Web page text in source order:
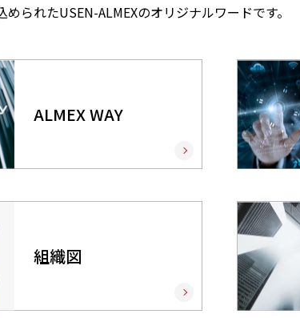
られたUSEN-ALMEXのオリジナルワードです。
ALMEX WAY
組織図